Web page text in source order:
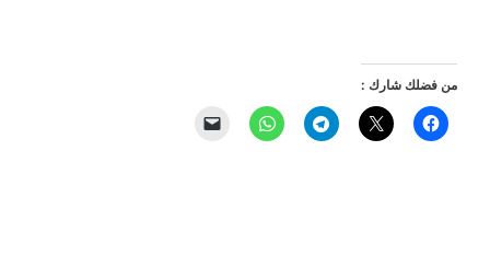
من فضلك شارك :